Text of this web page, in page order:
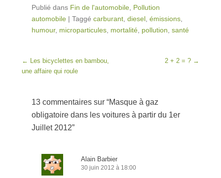
Publié dans Fin de l'automobile, Pollution
automobile | Taggé carburant, diesel, émissions,
humour, microparticules, mortalité, pollution, santé
Post navigation
← Les bicyclettes en bambou,
une affaire qui roule
2 + 2 = ? →
13 commentaires sur “Masque à gaz
obligatoire dans les voitures à partir du 1er
Juillet 2012”
Alain Barbier
30 juin 2012 à 18:00